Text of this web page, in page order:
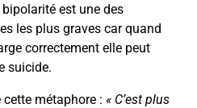
est une des
les plus graves car quand
correctement elle peut
suicide.
métaphore : « C’est plus